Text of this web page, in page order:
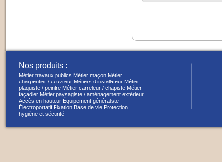
Nos produits :
Métier travaux publics Métier maçon Métier
charpentier / couvreur Métiers d’installateur Métier
plaquiste / peintre Métier carreleur / chapiste Métier
façadier Métier paysagiste / aménagement extérieur
Accès en hauteur Équipement généraliste
Électroportatif Fixation Base de vie Protection
hygiène et sécurité